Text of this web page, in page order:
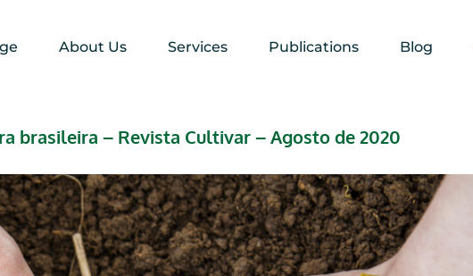
About Us Services Publications Blog
brasileira – Revista Cultivar – Agosto de 2020